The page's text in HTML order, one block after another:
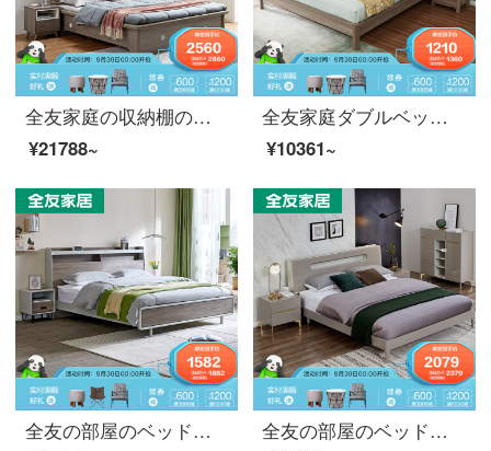
全友家庭の収納棚のベッド北欧のシンプルなダブルベッド1.5メートル/1.8メートルの実木フレームの寝室の軟包ベッド123809箱の体のベッド1800*2000
¥21788~
全友家庭ダブルベッド北欧シンプルベド水曲柳ベト足フレーム構造の大型ベッド1.5メートル/1.8メートルベッドルーム婚床126202 1.5 mBタイプのシングルベッド
¥10361~
全友の部屋のベッドのダブルベッド1.8メートル/1.5メートルの主な寝室の家具の結婚ベッド現代簡単で贅沢なフレームベッドの収納ができるベッド125308 Bのベッドの1.8 m+ベッドの頭台*1
全友の部屋のベッドは豪華で、ダブルベッドは現代簡単で、多機能の収納ベッドの主な寝室のフレームベッドは1.8 m 1.5 m 126005 1.5 mベッド+ベッドのヘッド棚*2